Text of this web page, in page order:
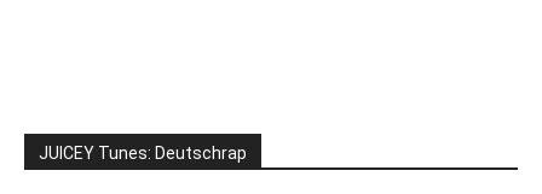
JUICEY Tunes: Deutschrap